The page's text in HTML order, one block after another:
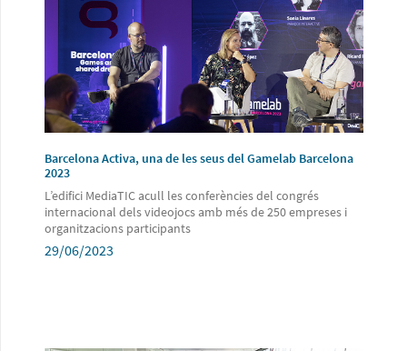
Barcelona Activa, una de les seus del Gamelab Barcelona
2023
L’edifici MediaTIC acull les conferències del congrés
internacional dels videojocs amb més de 250 empreses i
organitzacions participants
29/06/2023